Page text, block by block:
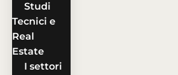
Studi
Tecnici e
Real
Estate
I settori